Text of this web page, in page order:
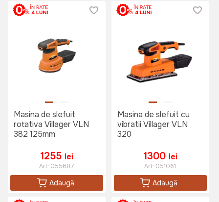
Masina de slefuit
rotativa Villager VLN
382 125mm
1255 lei
Art: 055687
Adaugă
Masina de slefuit cu
vibratii Villager VLN
320
1300 lei
Art: 051061
Adaugă